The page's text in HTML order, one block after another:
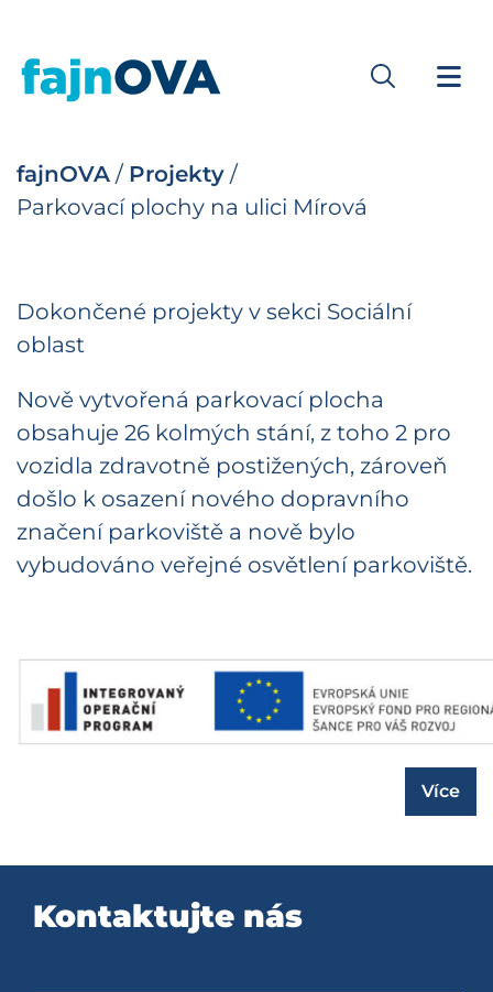
fajnOVA / Projekty /
Parkovací plochy na ulici Mírová
Dokončené projekty v sekci Sociální
oblast
Nově vytvořená parkovací plocha
obsahuje 26 kolmých stání, z toho 2 pro
vozidla zdravotně postižených, zároveň
došlo k osazení nového dopravního
značení parkoviště a nově bylo
vybudováno veřejné osvětlení parkoviště.
Více
Kontaktujte nás